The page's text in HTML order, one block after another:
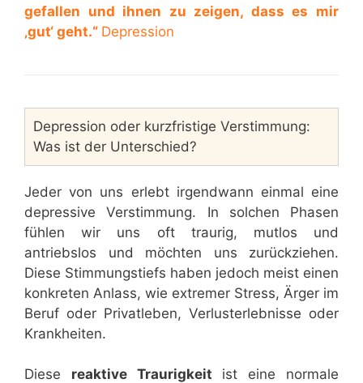
gefallen und ihnen zu zeigen, dass es mir
‚gut‘ geht.“ Depression
Depression oder kurzfristige Verstimmung:
Was ist der Unterschied?
Jeder von uns erlebt irgendwann einmal eine
depressive Verstimmung. In solchen Phasen
fühlen wir uns oft traurig, mutlos und
antriebslos und möchten uns zurückziehen.
Diese Stimmungstiefs haben jedoch meist einen
konkreten Anlass, wie extremer Stress, Ärger im
Beruf oder Privatleben, Verlusterlebnisse oder
Krankheiten.
Diese reaktive Traurigkeit ist eine normale